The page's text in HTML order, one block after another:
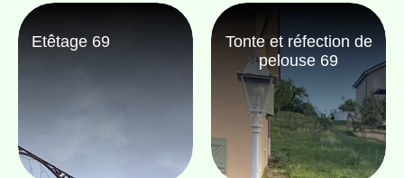
Etêtage 69
Tonte et réfection de
pelouse 69